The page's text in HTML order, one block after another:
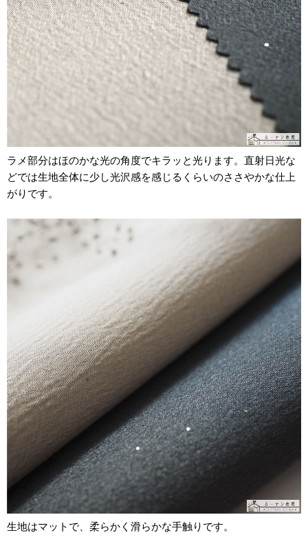
ラメ部分はほのかな光の角度でキラッと光ります。直射日光な
どでは生地全体に少し光沢感を感じるくらいのささやかな仕上
がりです。
生地はマットで、柔らかく滑らかな手触りです。